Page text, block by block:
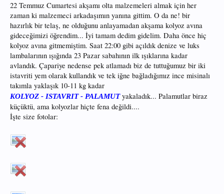
22 Temmuz Cumartesi akşamı olta malzemeleri almak için her
zaman ki malzemeci arkadaşımın yanına gittim. O da ne! bir
hazırlık bir telaş, ne olduğunu anlayamadan akşama kolyoz avına
gideceğimizi öğrendim... İyi tamam dedim gidelim. Daha önce hiç
kolyoz avına gitmemiştim. Saat 22:00 gibi açıldık denize ve luks
lambalarının ışığında 23 Pazar sabahının ilk ışıklarına kadar
avlandık. Çapariye nedense pek atlamadı biz de tuttuğumuz bir iki
istavriti yem olarak kullandık ve tek iğne bağladığımız ince misinalı
takımla yaklaşık 10-11 kg kadar
KOLYOZ - ISTAVRIT - PALAMUTyakaladık... Palamutlar biraz
küçüktü, ama kolyozlar hiçte fena değildi....
İşte size fotolar: